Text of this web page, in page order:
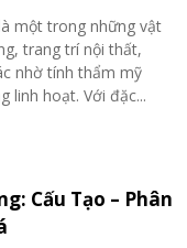
một trong những vật
trang trí nội thất,
nhờ tính thẩm mỹ
linh hoạt. Với đặc...
Cấu Tạo – Phân